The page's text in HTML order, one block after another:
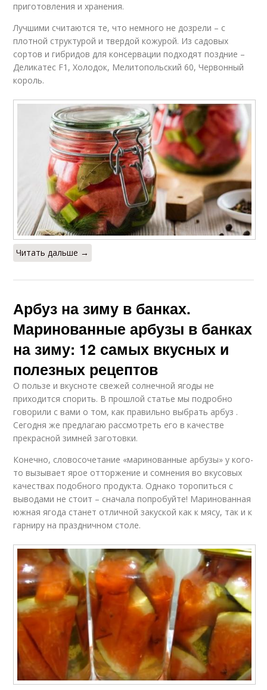
приготовления и хранения.
Лучшими считаются те, что немного не дозрели – с
плотной структурой и твердой кожурой. Из садовых
сортов и гибридов для консервации подходят поздние –
Деликатес F1, Холодок, Мелитопольский 60, Червонный
король.
Читать дальше →
Арбуз на зиму в банках.
Маринованные арбузы в банках
на зиму: 12 самых вкусных и
полезных рецептов
О пользе и вкусноте свежей солнечной ягоды не
приходится спорить. В прошлой статье мы подробно
говорили с вами о том, как правильно выбрать арбуз .
Сегодня же предлагаю рассмотреть его в качестве
прекрасной зимней заготовки.
Конечно, словосочетание «маринованные арбузы» у кого-
то вызывает ярое отторжение и сомнения во вкусовых
качествах подобного продукта. Однако торопиться с
выводами не стоит – сначала попробуйте! Маринованная
южная ягода станет отличной закуской как к мясу, так и к
гарниру на праздничном столе.